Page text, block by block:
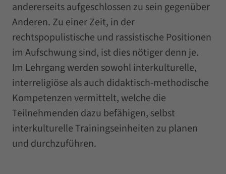
andererseits aufgeschlossen zu sein gegenüber
Anderen. Zu einer Zeit, in der
rechtspopulistische und rassistische Positionen
im Aufschwung sind, ist dies nötiger denn je.
Im Lehrgang werden sowohl interkulturelle,
interreligiöse als auch didaktisch-methodische
Kompetenzen vermittelt, welche die
Teilnehmenden dazu befähigen, selbst
interkulturelle Trainingseinheiten zu planen
und durchzuführen.